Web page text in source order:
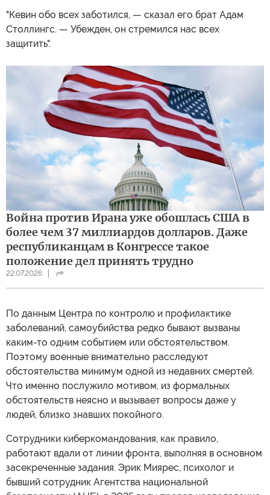
"Кевин обо всех заботился, — сказал его брат Адам
Столлингс. — Убежден, он стремился нас всех
защитить".
Война против Ирана уже обошлась США в
более чем 37 миллиардов долларов. Даже
республиканцам в Конгрессе такое
положение дел принять трудно
22.07.2026
По данным Центра по контролю и профилактике
заболеваний, самоубийства редко бывают вызваны
каким-то одним событием или обстоятельством.
Поэтому военные внимательно расследуют
обстоятельства минимум одной из недавних смертей.
Что именно послужило мотивом, из формальных
обстоятельств неясно и вызывает вопросы даже у
людей, близко знавших покойного.
Сотрудники киберкомандования, как правило,
работают вдали от линии фронта, выполняя в основном
засекреченные задания. Эрик Миярес, психолог и
бывший сотрудник Агентства национальной